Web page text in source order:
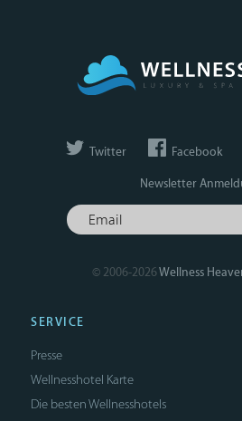
Twitter Facebook
Newsletter
© 2006-2026Wellness
SERVICE
Presse
Wellnesshotel Karte
Die besten Wellnesshotels